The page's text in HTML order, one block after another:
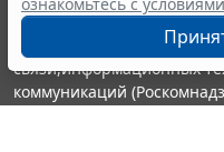
Портал ГАРАНТ.РУ
издания Федеральной
связи,информационных
коммуникаций